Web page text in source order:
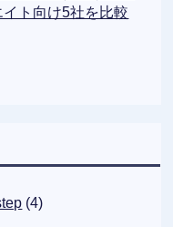
ト向け5社を比較
(4)